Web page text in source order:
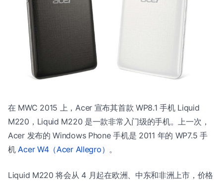
在 MWC 2015 上，Acer 宣布其首款 WP8.1 手机 Liquid
M220，Liquid M220 是一款非常入门级的手机。上一次，
Acer 发布的 Windows Phone 手机是 2011 年的 WP7.5 手
机Acer W4（Acer Allegro） 。
Liquid M220 将会从 4 月起在欧洲、中东和非洲上市，价格